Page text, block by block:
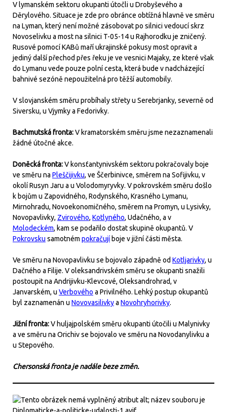
V lymanském sektoru okupanti útočli u Drobyševého a
Děrylového. Situace je zde pro obránce obtížná hlavně ve směru
na Lyman, který není možné zásobovat po silnici vedoucí skrz
Novoselivku a most na silnici T-05-14 u Rajhorodku je zničený.
Rusové pomocí KABů maří ukrajinské pokusy most opravit a
jediný další přechod přes řeku je ve vesnici Majaky, ze které však
do Lymanu vede pouze polní cesta, která bude v nadcházející
bahnivé sezóně nepoužitelná pro těžší automobily.
V slovjanském směru probíhaly střety u Serebrjanky, severně od
Siversku, u Vjymky a Fedorivky.
Bachmutská fronta:V kramatorském směru jsme nezaznamenali
žádné útočné akce.
Doněcká fronta:V konsťantynivském sektoru pokračovaly boje
ve směru na Pleščijivku, ve Ščerbinivce, směrem na Sofijivku, v
okolí Rusyn Jaru a u Volodomyryvky. V pokrovském směru došlo
k bojům u Zapovidného, Rodynského, Krasného Lymanu,
Mirnohradu, Novoekonomičného, směrem na Promyn, u Lysivky,
Novopavlivky, Zvirového, Kotlyného, Udačného, a v
Molodeckém, kam se podařilo dostat skupině okupantů. V
Pokrovsku samotném pokračují boje v jižní části města.
Ve směru na Novopavlivku se bojovalo západně od Kotljarivky, u
Dačného a Filije. V oleksandrivském směru se okupanti snažili
postoupit na Andrijivku-Klevcové, Oleksandrohrad, v
Janvarském, u Verbového a Privilného. Lehký postup okupantů
byl zaznamenán u Novovasilivkya Novohryhorivky.
Jižní fronta:V huljajpolském směru okupanti útočili u Malynivky
a ve směru na Orichiv se bojovalo ve směru na Novodanylivku a
u Stepového.
Chersonská fronta je nadále beze změn.